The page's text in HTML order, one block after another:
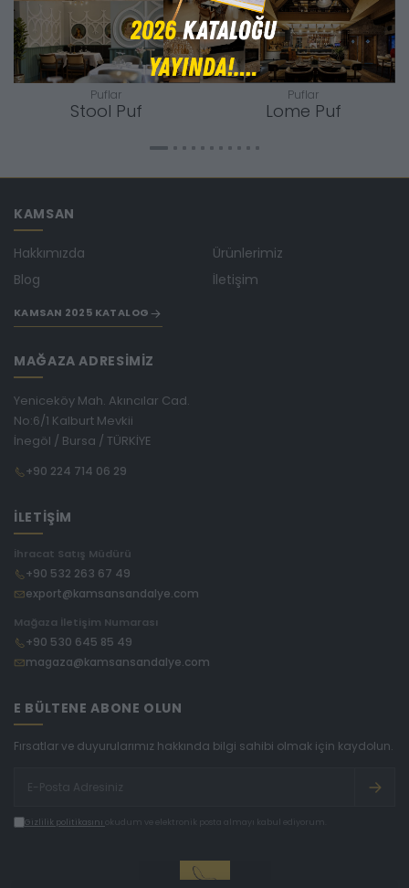
Puflar
Stool Puf
Puflar
Lome Puf
KAMSAN
Hakkımızda Ürünlerimiz
Blog İletişim
KAMSAN 2025 KATALOG
MAĞAZA ADRESİMİZ
Yeniceköy Mah. Akıncılar Cad.
No:6/1 Kalburt Mevkii
İnegöl / Bursa / TÜRKİYE
+90 224 714 06 29
İLETİŞİM
İhracat Satış Müdürü
+90 532 263 67 49
export@kamsansandalye.com
Mağaza İletişim Numarası
+90 530 645 85 49
magaza@kamsansandalye.com
E BÜLTENE ABONE OLUN
Fırsatlar ve duyurularımız hakkında bilgi sahibi olmak için kaydolun.
Gizlilik politikasını okudum ve elektronik posta almayı kabul ediyorum.